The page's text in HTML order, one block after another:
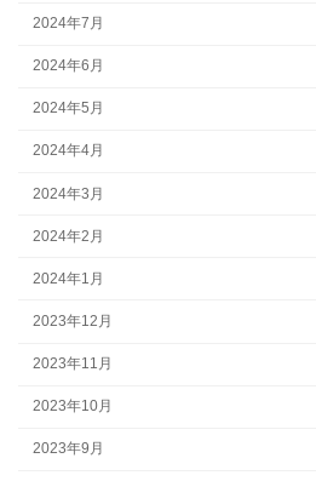
2024年7月
2024年6月
2024年5月
2024年4月
2024年3月
2024年2月
2024年1月
2023年12月
2023年11月
2023年10月
2023年9月